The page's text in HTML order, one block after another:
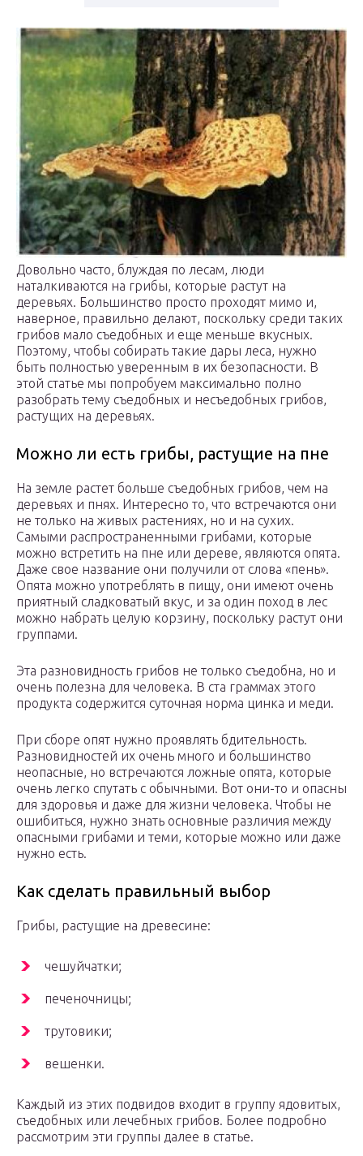
Довольно часто, блуждая по лесам, люди
наталкиваются на грибы, которые растут на
деревьях. Большинство просто проходят мимо и,
наверное, правильно делают, поскольку среди таких
грибов мало съедобных и еще меньше вкусных.
Поэтому, чтобы собирать такие дары леса, нужно
быть полностью уверенным в их безопасности. В
этой статье мы попробуем максимально полно
разобрать тему съедобных и несъедобных грибов,
растущих на деревьях.
Можно ли есть грибы, растущие на пне
На земле растет больше съедобных грибов, чем на
деревьях и пнях. Интересно то, что встречаются они
не только на живых растениях, но и на сухих.
Самыми распространенными грибами, которые
можно встретить на пне или дереве, являются опята.
Даже свое название они получили от слова «пень».
Опята можно употреблять в пищу, они имеют очень
приятный сладковатый вкус, и за один поход в лес
можно набрать целую корзину, поскольку растут они
группами.
Эта разновидность грибов не только съедобна, но и
очень полезна для человека. В ста граммах этого
продукта содержится суточная норма цинка и меди.
При сборе опят нужно проявлять бдительность.
Разновидностей их очень много и большинство
неопасные, но встречаются ложные опята, которые
очень легко спутать с обычными. Вот они-то и опасны
для здоровья и даже для жизни человека. Чтобы не
ошибиться, нужно знать основные различия между
опасными грибами и теми, которые можно или даже
нужно есть.
Как сделать правильный выбор
Грибы, растущие на древесине:
чешуйчатки;
печеночницы;
трутовики;
вешенки.
Каждый из этих подвидов входит в группу ядовитых,
съедобных или лечебных грибов. Более подробно
рассмотрим эти группы далее в статье.